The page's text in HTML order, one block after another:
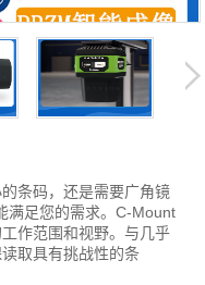
条码，还是需要广角镜
满足您的需求。C-Mount
作范围和视野。与几乎
取具有挑战性的条